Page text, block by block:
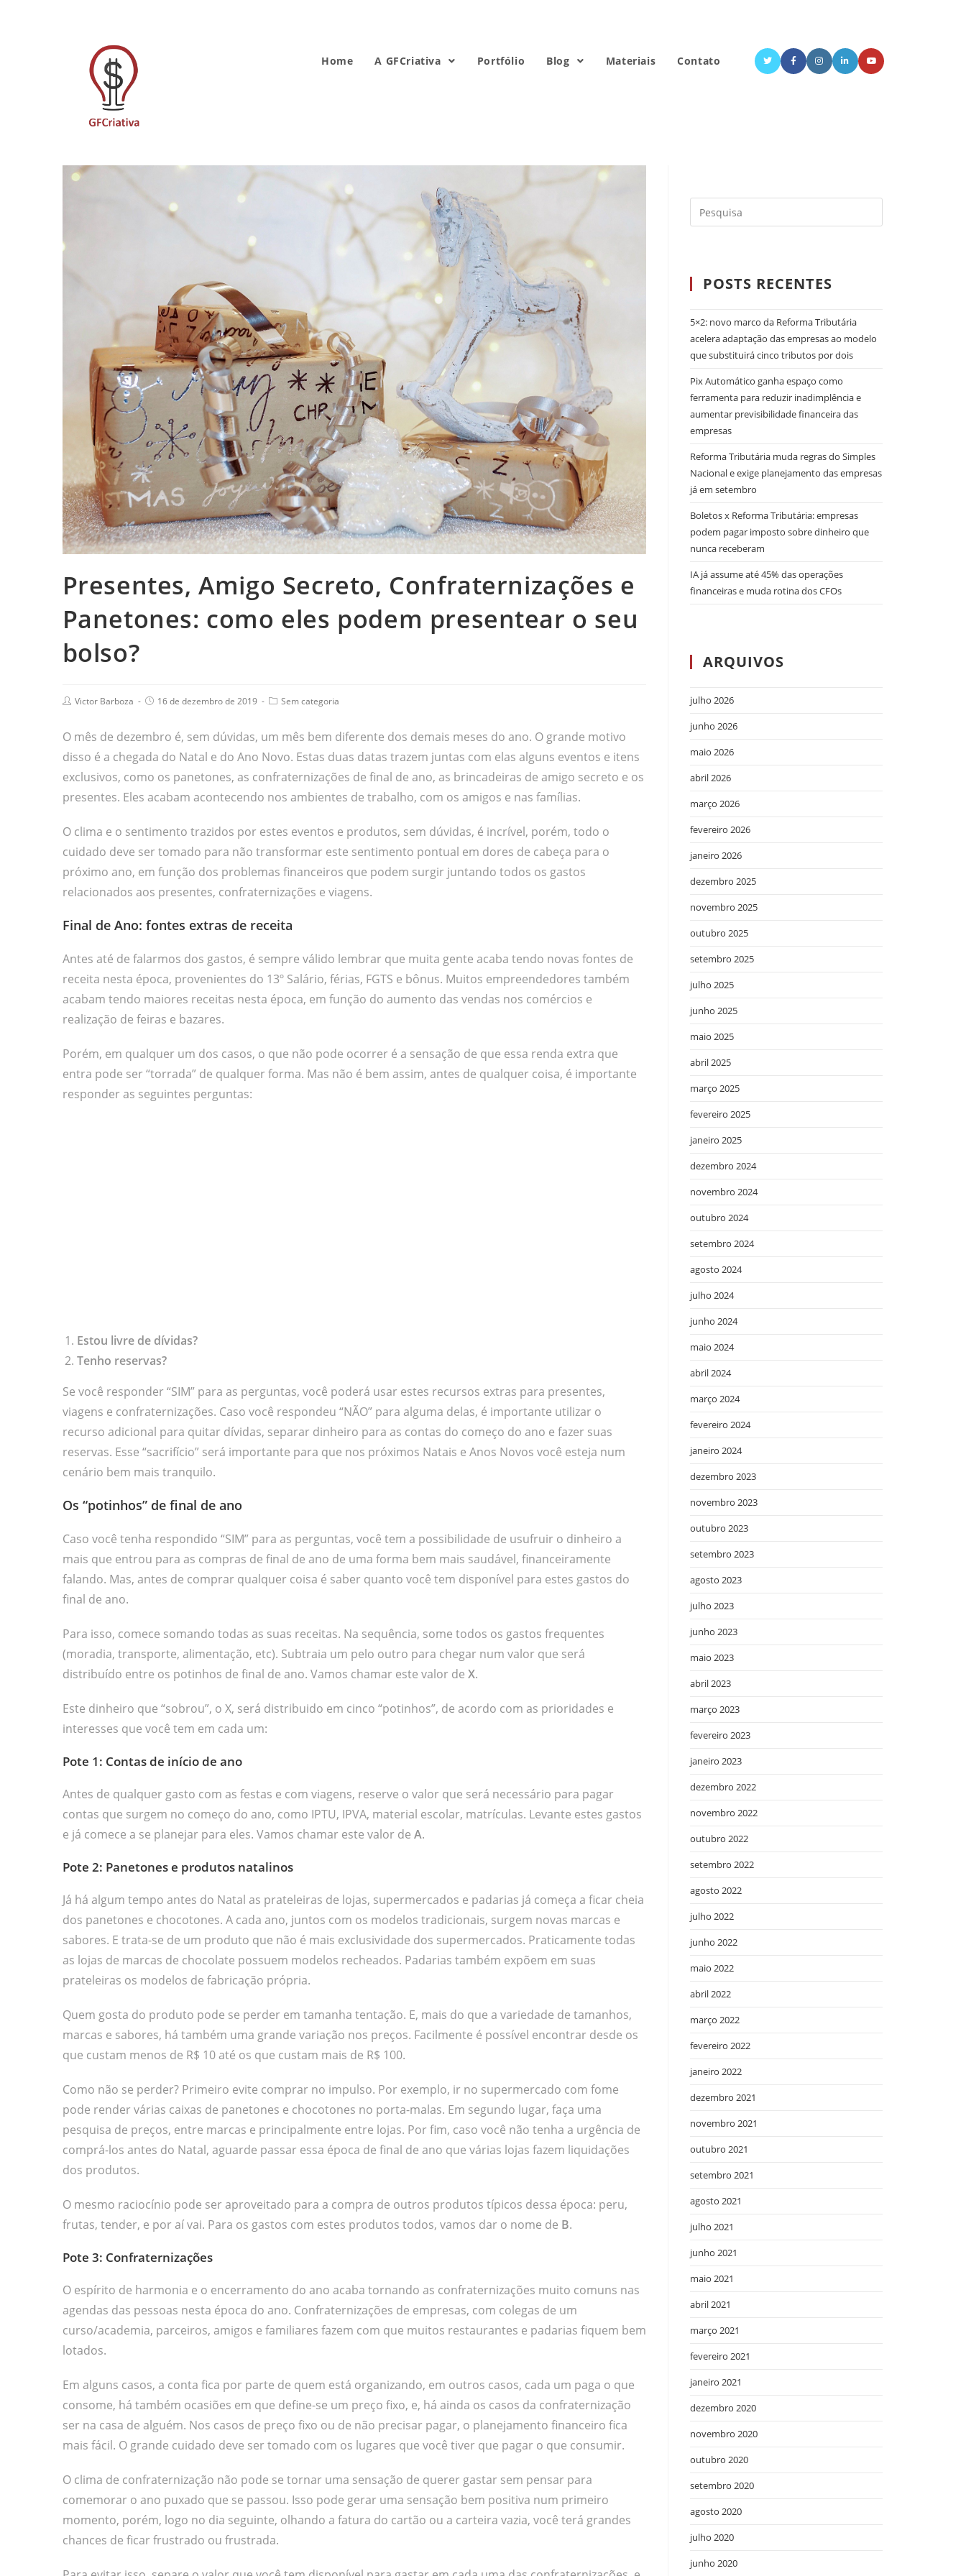
Home A GFCriativa Portfólio Blog Materiais Contato
Presentes, Amigo Secreto, Confraternizações e
Panetones: como eles podem presentear o seu
bolso?
Victor Barboza 16 de dezembro de 2019 Sem categoria
O mês de dezembro é, sem dúvidas, um mês bem diferente dos demais meses do ano. O grande motivo
disso é a chegada do Natal e do Ano Novo. Estas duas datas trazem juntas com elas alguns eventos e itens
exclusivos, como os panetones, as confraternizações de final de ano, as brincadeiras de amigo secreto e os
presentes. Eles acabam acontecendo nos ambientes de trabalho, com os amigos e nas famílias.
O clima e o sentimento trazidos por estes eventos e produtos, sem dúvidas, é incrível, porém, todo o
cuidado deve ser tomado para não transformar este sentimento pontual em dores de cabeça para o
próximo ano, em função dos problemas financeiros que podem surgir juntando todos os gastos
relacionados aos presentes, confraternizações e viagens.
Final de Ano: fontes extras de receita
Antes até de falarmos dos gastos, é sempre válido lembrar que muita gente acaba tendo novas fontes de
receita nesta época, provenientes do 13º Salário, férias, FGTS e bônus. Muitos empreendedores também
acabam tendo maiores receitas nesta época, em função do aumento das vendas nos comércios e
realização de feiras e bazares.
Porém, em qualquer um dos casos, o que não pode ocorrer é a sensação de que essa renda extra que
entra pode ser “torrada” de qualquer forma. Mas não é bem assim, antes de qualquer coisa, é importante
responder as seguintes perguntas:
Estou livre de dívidas?
Tenho reservas?
Se você responder “SIM” para as perguntas, você poderá usar estes recursos extras para presentes,
viagens e confraternizações. Caso você respondeu “NÃO” para alguma delas, é importante utilizar o
recurso adicional para quitar dívidas, separar dinheiro para as contas do começo do ano e fazer suas
reservas. Esse “sacrifício” será importante para que nos próximos Natais e Anos Novos você esteja num
cenário bem mais tranquilo.
Os “potinhos” de final de ano
Caso você tenha respondido “SIM” para as perguntas, você tem a possibilidade de usufruir o dinheiro a
mais que entrou para as compras de final de ano de uma forma bem mais saudável, financeiramente
falando. Mas, antes de comprar qualquer coisa é saber quanto você tem disponível para estes gastos do
final de ano.
Para isso, comece somando todas as suas receitas. Na sequência, some todos os gastos frequentes
(moradia, transporte, alimentação, etc). Subtraia um pelo outro para chegar num valor que será
distribuído entre os potinhos de final de ano. Vamos chamar este valor de X.
Este dinheiro que “sobrou”, o X, será distribuido em cinco “potinhos”, de acordo com as prioridades e
interesses que você tem em cada um:
Pote 1: Contas de início de ano
Antes de qualquer gasto com as festas e com viagens, reserve o valor que será necessário para pagar
contas que surgem no começo do ano, como IPTU, IPVA, material escolar, matrículas. Levante estes gastos
e já comece a se planejar para eles. Vamos chamar este valor de A.
Pote 2: Panetones e produtos natalinos
Já há algum tempo antes do Natal as prateleiras de lojas, supermercados e padarias já começa a ficar cheia
dos panetones e chocotones. A cada ano, juntos com os modelos tradicionais, surgem novas marcas e
sabores. E trata-se de um produto que não é mais exclusividade dos supermercados. Praticamente todas
as lojas de marcas de chocolate possuem modelos recheados. Padarias também expõem em suas
prateleiras os modelos de fabricação própria.
Quem gosta do produto pode se perder em tamanha tentação. E, mais do que a variedade de tamanhos,
marcas e sabores, há também uma grande variação nos preços. Facilmente é possível encontrar desde os
que custam menos de R$ 10 até os que custam mais de R$ 100.
Como não se perder? Primeiro evite comprar no impulso. Por exemplo, ir no supermercado com fome
pode render várias caixas de panetones e chocotones no porta-malas. Em segundo lugar, faça uma
pesquisa de preços, entre marcas e principalmente entre lojas. Por fim, caso você não tenha a urgência de
comprá-los antes do Natal, aguarde passar essa época de final de ano que várias lojas fazem liquidações
dos produtos.
O mesmo raciocínio pode ser aproveitado para a compra de outros produtos típicos dessa época: peru,
frutas, tender, e por aí vai. Para os gastos com estes produtos todos, vamos dar o nome de B.
Pote 3: Confraternizações
O espírito de harmonia e o encerramento do ano acaba tornando as confraternizações muito comuns nas
agendas das pessoas nesta época do ano. Confraternizações de empresas, com colegas de um
curso/academia, parceiros, amigos e familiares fazem com que muitos restaurantes e padarias fiquem bem
lotados.
Em alguns casos, a conta fica por parte de quem está organizando, em outros casos, cada um paga o que
consome, há também ocasiões em que define-se um preço fixo, e, há ainda os casos da confraternização
ser na casa de alguém. Nos casos de preço fixo ou de não precisar pagar, o planejamento financeiro fica
mais fácil. O grande cuidado deve ser tomado com os lugares que você tiver que pagar o que consumir.
O clima de confraternização não pode se tornar uma sensação de querer gastar sem pensar para
comemorar o ano puxado que se passou. Isso pode gerar uma sensação bem positiva num primeiro
momento, porém, logo no dia seguinte, olhando a fatura do cartão ou a carteira vazia, você terá grandes
chances de ficar frustrado ou frustrada.
POSTS RECENTES
5×2: novo marco da Reforma Tributária
acelera adaptação das empresas ao modelo
que substituirá cinco tributos por dois
Pix Automático ganha espaço como
ferramenta para reduzir inadimplência e
aumentar previsibilidade financeira das
empresas
Reforma Tributária muda regras do Simples
Nacional e exige planejamento das empresas
já em setembro
Boletos x Reforma Tributária: empresas
podem pagar imposto sobre dinheiro que
nunca receberam
IA já assume até 45% das operações
financeiras e muda rotina dos CFOs
ARQUIVOS
julho 2026
junho 2026
maio 2026
abril 2026
março 2026
fevereiro 2026
janeiro 2026
dezembro 2025
novembro 2025
outubro 2025
setembro 2025
julho 2025
junho 2025
maio 2025
abril 2025
março 2025
fevereiro 2025
janeiro 2025
dezembro 2024
novembro 2024
outubro 2024
setembro 2024
agosto 2024
julho 2024
junho 2024
maio 2024
abril 2024
março 2024
fevereiro 2024
janeiro 2024
dezembro 2023
novembro 2023
outubro 2023
setembro 2023
agosto 2023
julho 2023
junho 2023
maio 2023
abril 2023
março 2023
fevereiro 2023
janeiro 2023
dezembro 2022
novembro 2022
outubro 2022
setembro 2022
agosto 2022
julho 2022
junho 2022
maio 2022
abril 2022
março 2022
fevereiro 2022
janeiro 2022
dezembro 2021
novembro 2021
outubro 2021
setembro 2021
agosto 2021
julho 2021
junho 2021
maio 2021
abril 2021
março 2021
fevereiro 2021
janeiro 2021
dezembro 2020
novembro 2020
outubro 2020
setembro 2020
agosto 2020
julho 2020
junho 2020